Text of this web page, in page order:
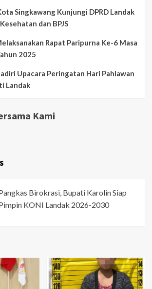
Singkawang Kunjungi DPRD Landak
dan BPJS
Rapat Paripurna Ke-6 Masa
2025
Upacara Peringatan Hari Pahlawan
Landak
Kami
Birokrasi, Bupati Karolin Siap
KONI Landak 2026-2030